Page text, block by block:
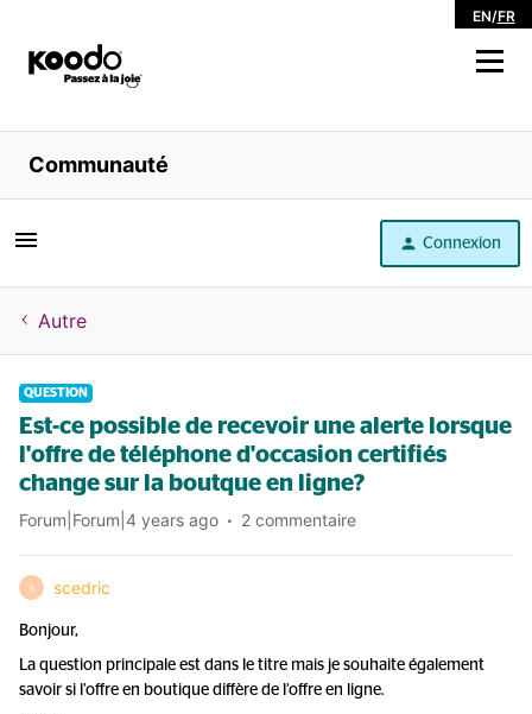
EN/FR
Magasiner
Libre service
Aide
Communauté
Connexion
Autre
QUESTION
Est-ce possible de recevoir une alerte lorsque
l'offre de téléphone d'occasion certifiés
change sur la boutque en ligne?
Forum|Forum|4 years ago 2 commentaire
S scedric
Bonjour,
La question principale est dans le titre mais je souhaite également
savoir si l’offre en boutique diffère de l’offre en ligne.